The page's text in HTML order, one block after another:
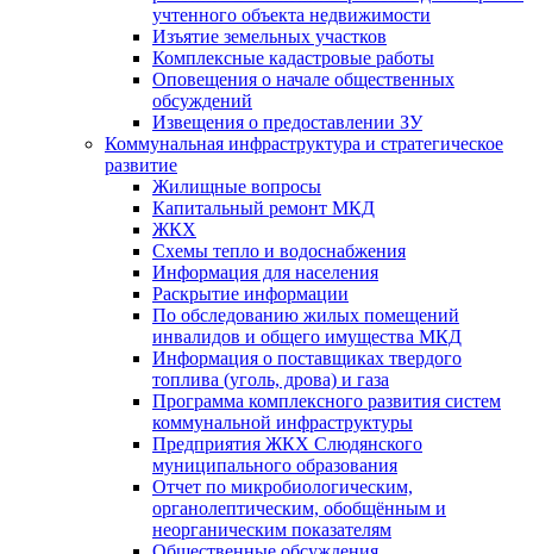
учтенного объекта недвижимости
Изъятие земельных участков
Комплексные кадастровые работы
Оповещения о начале общественных
обсуждений
Извещения о предоставлении ЗУ
Коммунальная инфраструктура и стратегическое
развитие
Жилищные вопросы
Капитальный ремонт МКД
ЖКХ
Схемы тепло и водоснабжения
Информация для населения
Раскрытие информации
По обследованию жилых помещений
инвалидов и общего имущества МКД
Информация о поставщиках твердого
топлива (уголь, дрова) и газа
Программа комплексного развития систем
коммунальной инфраструктуры
Предприятия ЖКХ Слюдянского
муниципального образования
Отчет по микробиологическим,
органолептическим, обобщённым и
неорганическим показателям